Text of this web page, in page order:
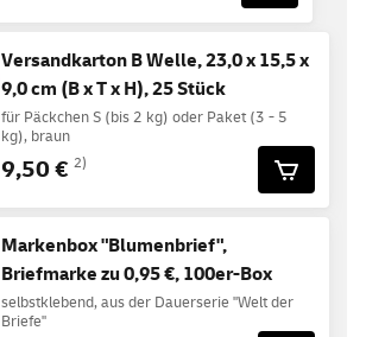
Versandkarton B Welle, 23,0 x 15,5 x
9,0 cm (B x T x H), 25 Stück
für Päckchen S (bis 2 kg) oder Paket (3 - 5
kg), braun
9,50 € 2)
Markenbox "Blumenbrief",
Briefmarke zu 0,95 €, 100er-Box
selbstklebend, aus der Dauerserie "Welt der
Briefe"